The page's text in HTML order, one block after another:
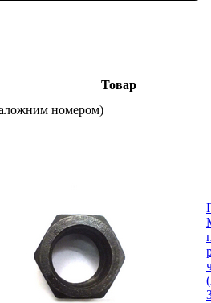
Товар
номером)